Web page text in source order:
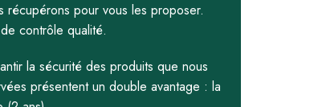
récupérons pour vous les proposer.
contrôle qualité.
la sécurité des produits que nous
présentent un double avantage : la